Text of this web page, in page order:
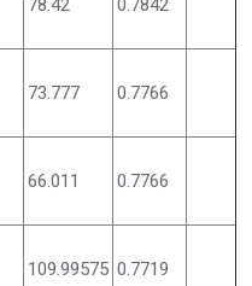
78.42 0.7842
73.777 0.7766
66.011 0.7766
109.99575 0.7719